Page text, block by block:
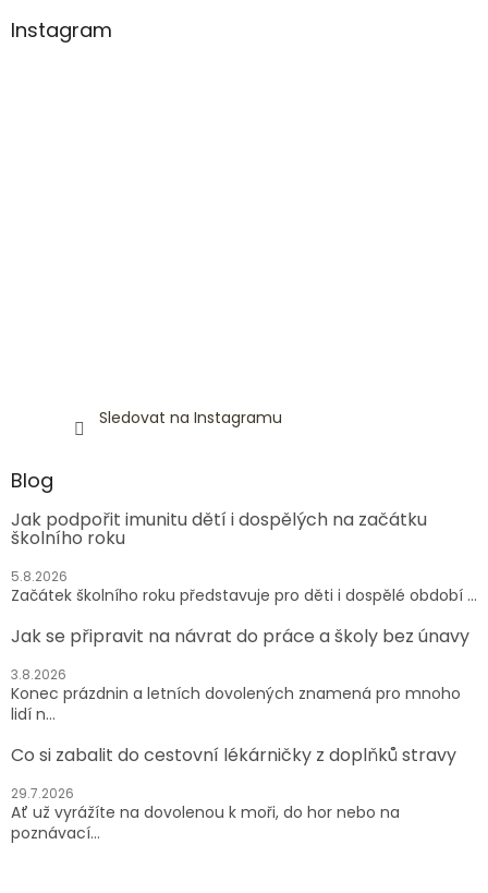
Instagram
Sledovat na Instagramu
Blog
Jak podpořit imunitu dětí i dospělých na začátku
školního roku
5.8.2026
Začátek školního roku představuje pro děti i dospělé období ...
Jak se připravit na návrat do práce a školy bez únavy
3.8.2026
Konec prázdnin a letních dovolených znamená pro mnoho
lidí n...
Co si zabalit do cestovní lékárničky z doplňků stravy
29.7.2026
Ať už vyrážíte na dovolenou k moři, do hor nebo na
poznávací...